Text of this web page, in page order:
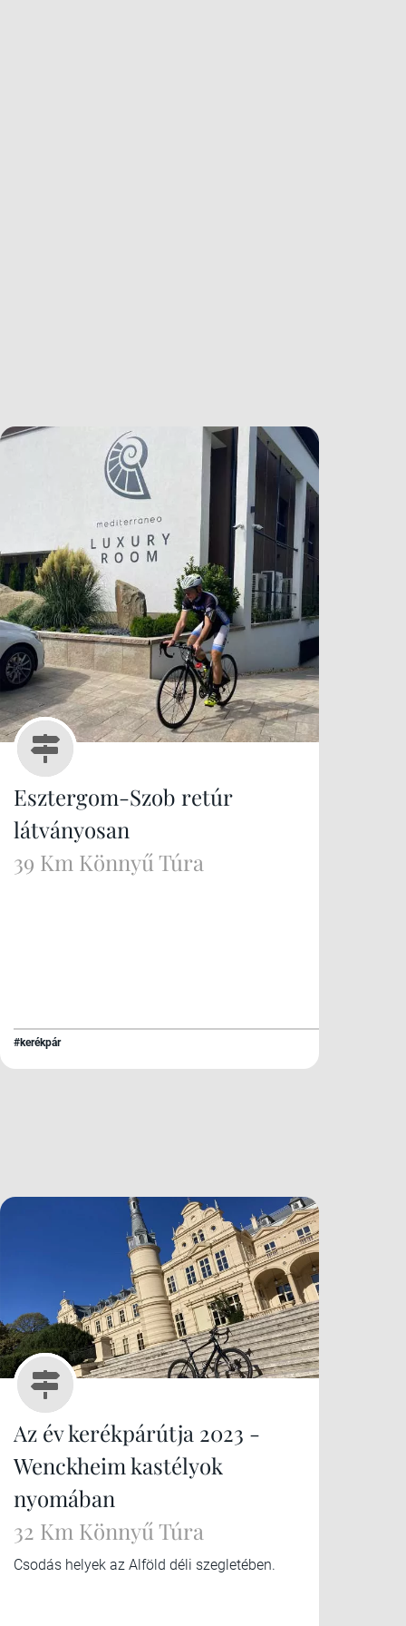
Esztergom-Szob retúr
látványosan
39 Km Könnyű Túra
#kerékpár
Az év kerékpárútja 2023 -
Wenckheim kastélyok
nyomában
32 Km Könnyű Túra
Csodás helyek az Alföld déli szegletében.